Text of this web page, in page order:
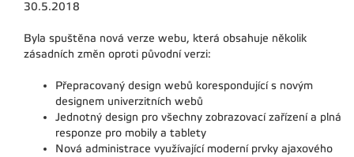
30.5.2018
Byla spuštěna nová verze webu, která obsahuje několik
zásadních změn oproti původní verzi:
Přepracovaný design webů korespondující s novým
designem univerzitních webů
Jednotný design pro všechny zobrazovací zařízení a plná
responze pro mobily a tablety
Nová administrace využívající moderní prvky ajaxového